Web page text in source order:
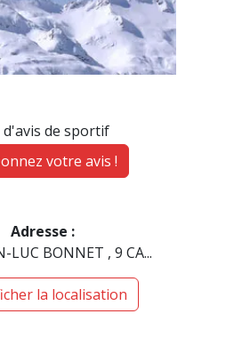
d'avis de sportif
votre avis !
Adresse :
LUC BONNET , 9 CA...
la localisation